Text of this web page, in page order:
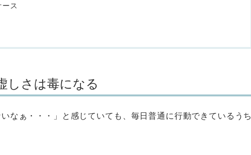
ス
しさは毒になる
なぁ・・・」と感じていても、毎日普通に行動できているうち